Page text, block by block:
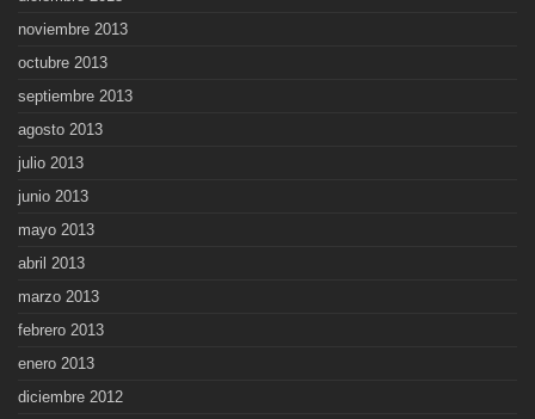
noviembre 2013
octubre 2013
septiembre 2013
agosto 2013
julio 2013
junio 2013
mayo 2013
abril 2013
marzo 2013
febrero 2013
enero 2013
diciembre 2012